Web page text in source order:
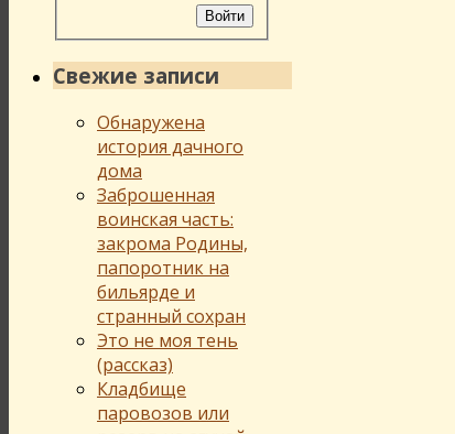
Войти
Свежие записи
Обнаружена
история дачного
дома
Заброшенная
воинская часть:
закрома Родины,
папоротник на
бильярде и
странный сохран
Это не моя тень
(рассказ)
Кладбище
паровозов или